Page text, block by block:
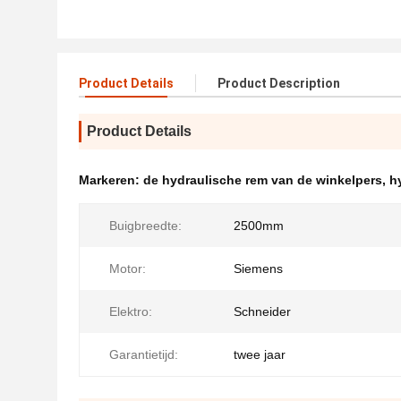
Product Details Product Description
Product Details
Markeren: de hydraulische rem van de winkelpers,
Buigbreedte: 2500mm
Motor: Siemens
Elektro: Schneider
Garantietijd: twee jaar